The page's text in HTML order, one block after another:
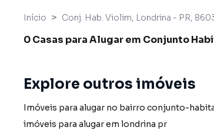
Início Conj. Hab. Violim, Londrina - PR,
0 Casas para Alugar em Conjunto
Explore outros imóveis
imóveis para alugar em londrina pr